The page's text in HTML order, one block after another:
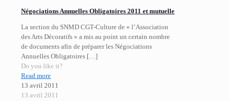
Négociations Annuelles Obligatoires 2011 et mutuelle
La section du SNMD CGT-Culture de « l’Association
des Arts Décoratifs » a mis au point un certain nombre
de documents afin de préparer les Négociations
Annuelles Obligatoires […]
Do you like it?
Read more
13 avril 2011
13 avril 2011